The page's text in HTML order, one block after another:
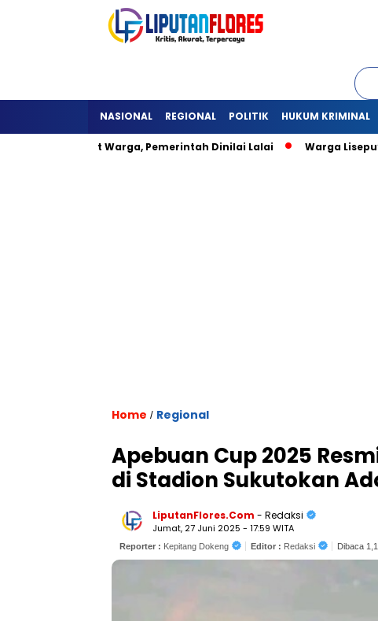
NASIONAL REGIONAL POLITIK HUKUM KRIMINAL
Hambat Warga, Pemerintah Dinilai Lalai Warga Lisepu’u
Home / Regional
Apebuan Cup 2025
di Stadion Sukutokan
LiputanFlores.Com - Redaksi
Jumat, 27 Juni 2025 - 17:59 WITA
Reporter : Kepitang Dokeng Editor : Redaksi Dibaca